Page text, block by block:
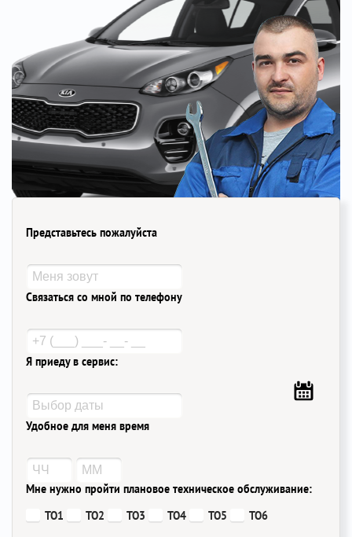
Представьтесь пожалуйста
Связаться со мной по телефону
Я приеду в сервис:
Удобное для меня время
Мне нужно пройти плановое техническое обслуживание:
ТО1
ТО2 ТО3 ТО4 ТО5 ТО6